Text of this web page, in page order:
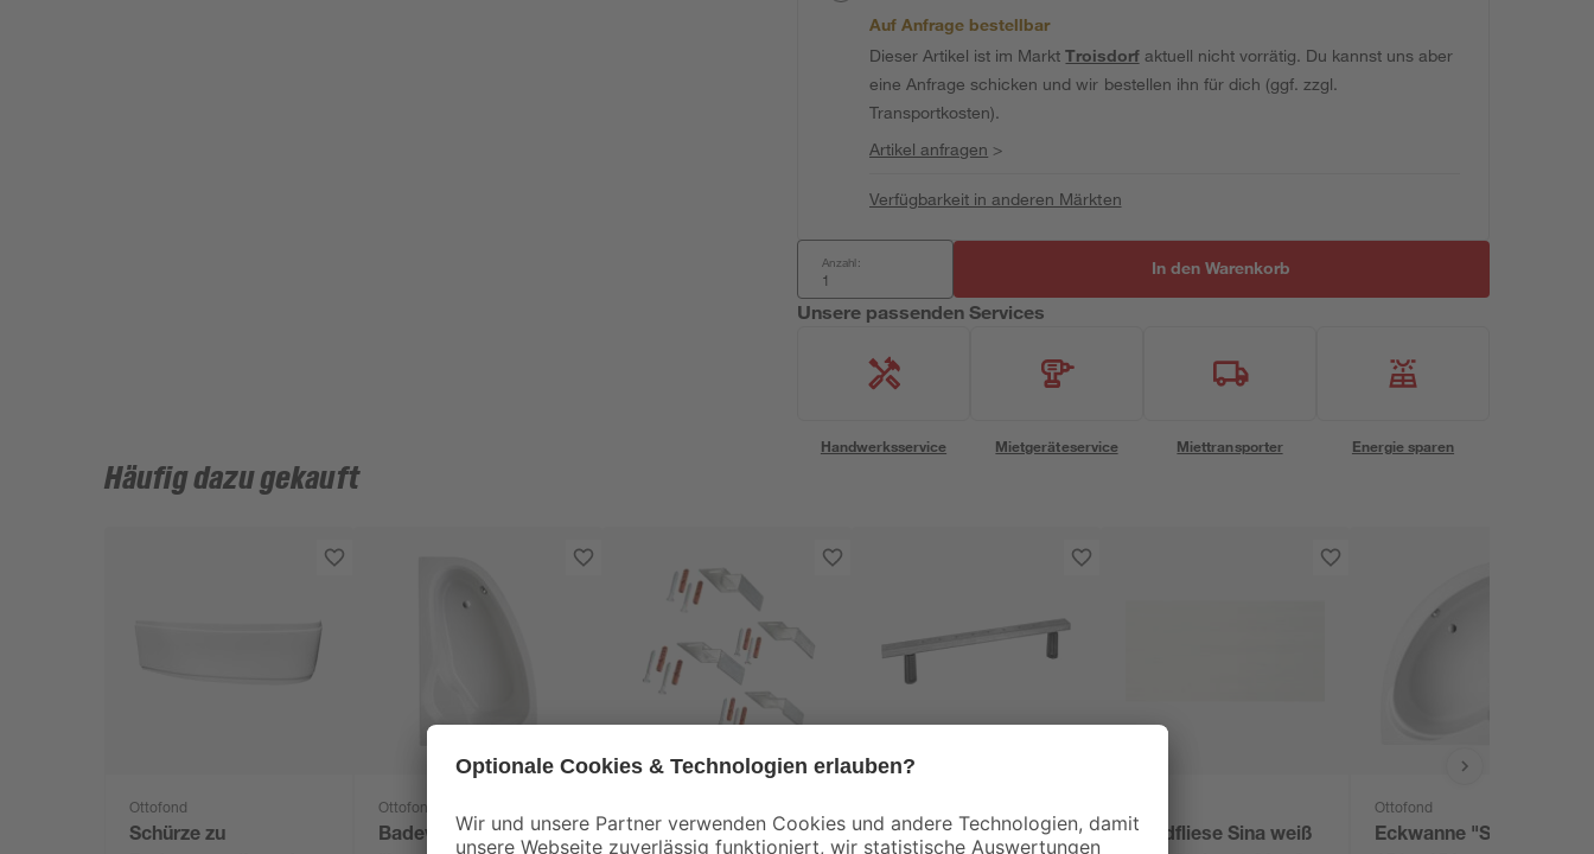
Auf Anfrage bestellbar
Dieser Artikel ist im MarktTroisdorfaktuell nicht vorrätig. Du kannst uns aber
eine Anfrage schicken und wir bestellen ihn für dich (ggf. zzgl.
Transportkosten).
Artikel anfragen >
Verfügbarkeit in anderen Märkten
Anzahl: In den Warenkorb
Unsere passenden Services
Handwerksservice Mietgeräteservice Miettransporter Energie sparen
Häufig dazu gekauft
Ottofond
Schürze zu
Ottofond
Badewanne
Wannenbefestigung
Badewannenfuß 600
Wandfliese Sina weiß
Ottofond
Eckwanne "Sardinia"